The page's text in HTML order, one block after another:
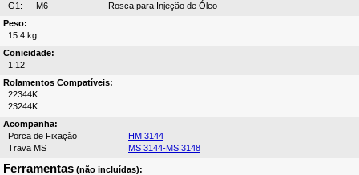
G1:
M6
Rosca para Injeção de Óleo
Peso:
15.4 kg
Conicidade:
1:12
Rolamentos Compatíveis:
22344K
23244K
Acompanha:
Porca de Fixação
HM 3144
Trava MS
MS 3144-MS 3148
Ferramentas (não incluídas):